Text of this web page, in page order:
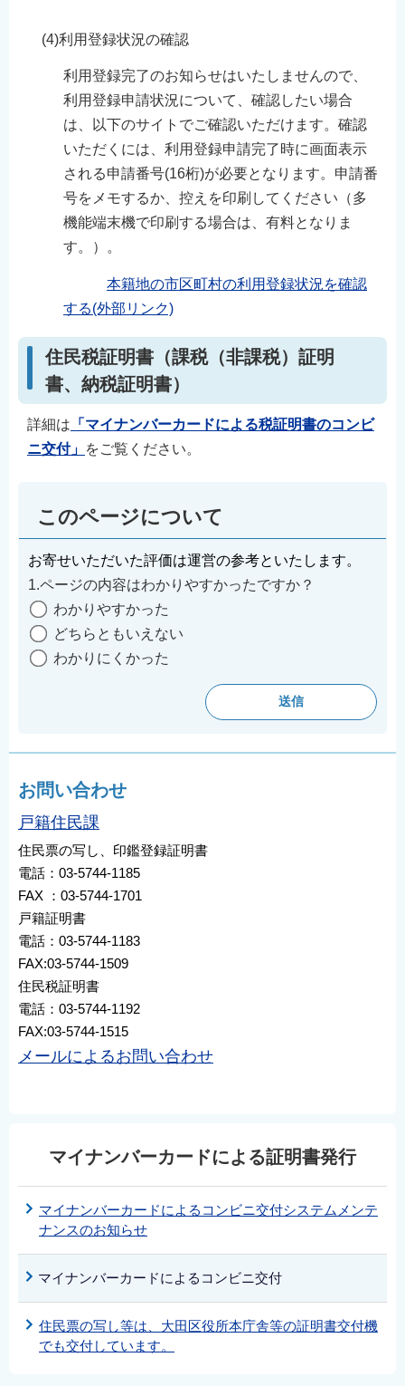
(4)利用登録状況の確認
利用登録完了のお知らせはいたしませんので、
利用登録申請状況について、確認したい場合
は、以下のサイトでご確認いただけます。確認
いただくには、利用登録申請完了時に画面表示
される申請番号(16桁)が必要となります。申請番
号をメモするか、控えを印刷してください（多
機能端末機で印刷する場合は、有料となりま
す。）。
本籍地の市区町村の利用登録状況を確認
する(外部リンク)
住民税証明書（課税（非課税）証明
書、納税証明書）
詳細は 「マイナンバーカードによる税証明書のコンビ
ニ交付」 をご覧ください。
このページについて
お寄せいただいた評価は運営の参考といたします。
1.ページの内容はわかりやすかったですか？
わかりやすかった
どちらともいえない
わかりにくかった
お問い合わせ
戸籍住民課
住民票の写し、印鑑登録証明書
電話：03-5744-1185
FAX ：03-5744-1701
戸籍証明書
電話：03-5744-1183
FAX:03-5744-1509
住民税証明書
電話：03-5744-1192
FAX:03-5744-1515
メールによるお問い合わせ
マイナンバーカードによる証明書発行
マイナンバーカードによるコンビニ交付システムメンテ
ナンスのお知らせ
マイナンバーカードによるコンビニ交付
住民票の写し等は、大田区役所本庁舎等の証明書交付機
でも交付しています。